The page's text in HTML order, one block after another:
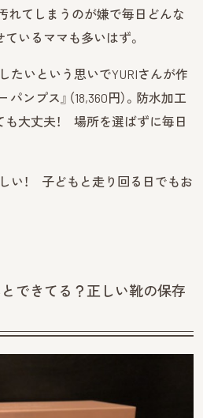
てしまうのが嫌で毎日どんな
いるママも多いはず。
たいという思いでYURIさんが作
パンプス』（18,360円）。防水加工
も大丈夫！ 場所を選ばずに毎日
い！ 子どもと走り回る日でもお
できてる？正しい靴の保存